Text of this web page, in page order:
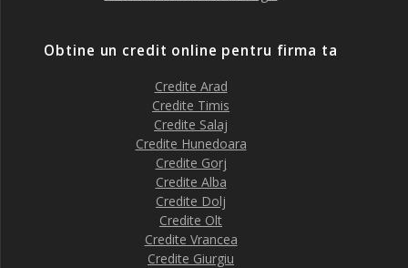
Obtine un credit online pentru firma ta
Credite Arad
Credite Timis
Credite Salaj
Credite Hunedoara
Credite Gorj
Credite Alba
Credite Dolj
Credite Olt
Credite Vrancea
Credite Giurgiu